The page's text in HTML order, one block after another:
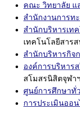
คณะ วิทยาลัย แ
สำนักงานการท
สำนักบริหารเท
เทคโนโลยีสาร
สำนักบริหารกิจ
องค์การบริหาร
สโมสรนิสิตจุฬา
ศูนย์การศึกษาทั่
การประเมินออ